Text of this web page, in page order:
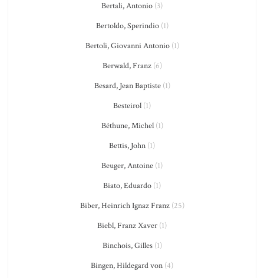
Bertali, Antonio (3)
Bertoldo, Sperindio(1)
Bertoli, Giovanni Antonio(1)
Berwald, Franz(6)
Besard, Jean Baptiste(1)
Besteirol (1)
Béthune, Michel(1)
Bettis, John (1)
Beuger, Antoine (1)
Biato, Eduardo (1)
Biber, Heinrich Ignaz Franz(25)
Biebl, Franz Xaver (1)
Binchois, Gilles(1)
Bingen, Hildegard von (4)